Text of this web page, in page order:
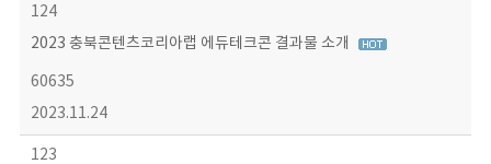
124
2023 충북콘텐츠코리아랩 에듀테크콘 결과물 소개
60635
2023.11.24
123